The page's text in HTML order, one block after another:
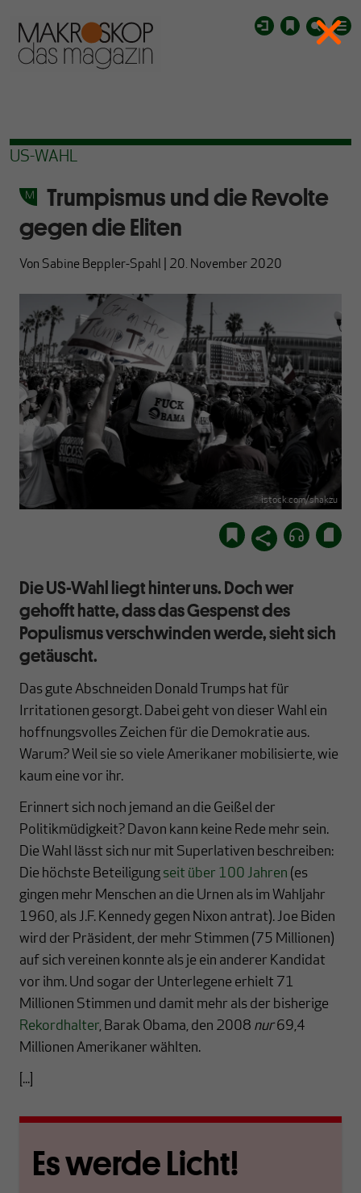
US-WAHL
Trumpismus und die Revolte
gegen die Eliten
Von Sabine Beppler-Spahl 20. November 2020
istock.com/shakzu
Die US-Wahl liegt hinter uns. Doch wer
gehofft hatte, dass das Gespenst des
Populismus verschwinden werde, sieht sich
getäuscht.
Das gute Abschneiden Donald Trumps hat für
Irritationen gesorgt. Dabei geht von dieser Wahl ein
hoffnungsvolles Zeichen für die Demokratie aus.
Warum? Weil sie so viele Amerikaner mobilisierte, wie
kaum eine vor ihr.
Erinnert sich noch jemand an die Geißel der
Politikmüdigkeit? Davon kann keine Rede mehr sein.
Die Wahl lässt sich nur mit Superlativen beschreiben:
Die höchste Beteiligung seit über 100 Jahren (es
gingen mehr Menschen an die Urnen als im Wahljahr
1960, als J.F. Kennedy gegen Nixon antrat). Joe Biden
wird der Präsident, der mehr Stimmen (75 Millionen)
auf sich vereinen konnte als je ein anderer Kandidat
vor ihm. Und sogar der Unterlegene erhielt 71
Millionen Stimmen und damit mehr als der bisherige
Rekordhalter, Barak Obama, den 2008 nur69,4
Millionen Amerikaner wählten.
[...]
Es werde Licht!